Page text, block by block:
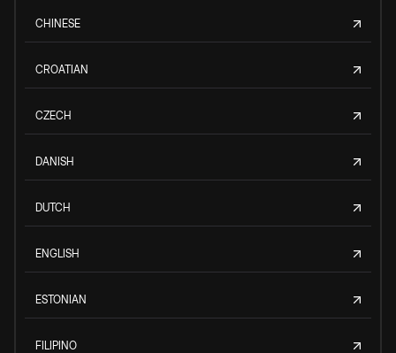
CHINESE
CROATIAN
CZECH
DANISH
DUTCH
ENGLISH
ESTONIAN
FILIPINO